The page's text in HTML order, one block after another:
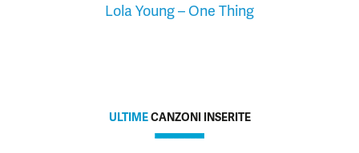
Lola Young – One Thing
ULTIMECANZONI INSERITE